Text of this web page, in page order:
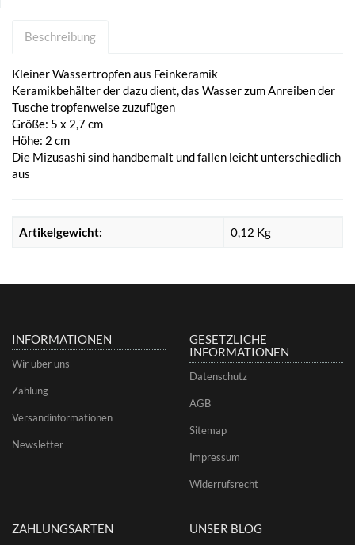
Beschreibung
Kleiner Wassertropfen aus Feinkeramik
Keramikbehälter der dazu dient, das Wasser zum Anreiben der
Tusche tropfenweise zuzufügen
Größe: 5 x 2,7 cm
Höhe: 2 cm
Die Mizusashi sind handbemalt und fallen leicht unterschiedlich
aus
Artikelgewicht: 0,12 Kg
INFORMATIONEN
Wir über uns
Zahlung
Versandinformationen
Newsletter
GESETZLICHE
INFORMATIONEN
Datenschutz
AGB
Sitemap
Impressum
Widerrufsrecht
ZAHLUNGSARTEN UNSER BLOG